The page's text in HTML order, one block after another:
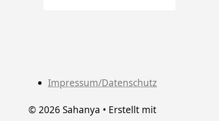
Impressum/Datenschutz
© 2026 Sahanya • Erstellt mit